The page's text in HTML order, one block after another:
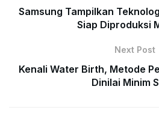
Samsung Tampilkan
Siap Diproduksi
Next Post
Kenali Water Birth, Metode
Dinilai Minim